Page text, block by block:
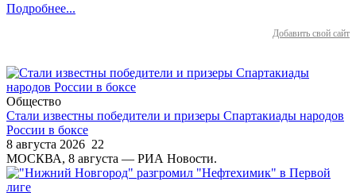
Подробнее...
Добавить свой сайт
Общество
Стали известны победители и призеры Спартакиады народов
России в боксе
8 августа 2026 22
МОСКВА, 8 августа — РИА Новости.